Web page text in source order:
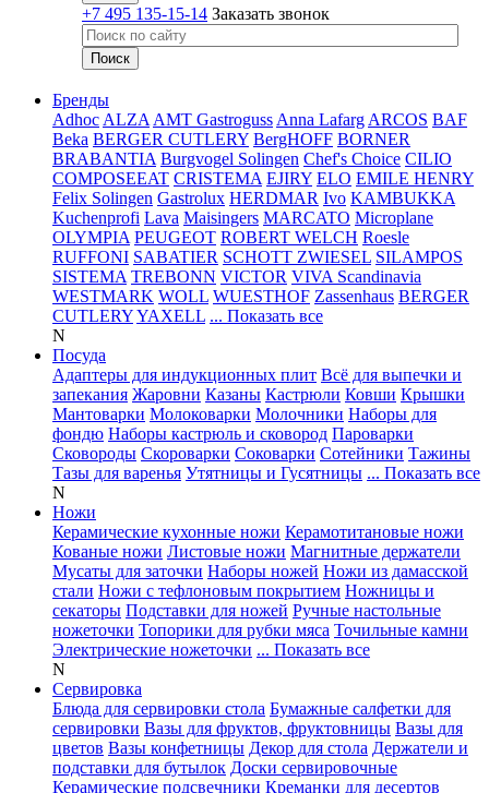
+7 495 135-15-14 Заказать звонок
Бренды
Adhoc ALZA AMT Gastroguss Anna Lafarg ARCOS BAF
Beka BERGER CUTLERY BergHOFF BORNER
BRABANTIA Burgvogel Solingen Chef's Choice CILIO
COMPOSEEAT CRISTEMA EJIRY ELO EMILE HENRY
Felix Solingen Gastrolux HERDMAR Ivo KAMBUKKA
Kuchenprofi Lava Maisingers MARCATO Microplane
OLYMPIA PEUGEOT ROBERT WELCH Roesle
RUFFONI SABATIER SCHOTT ZWIESEL SILAMPOS
SISTEMA TREBONN VICTOR VIVA Scandinavia
WESTMARK WOLL WUESTHOF Zassenhaus BERGER
CUTLERYYAXELL ... Показать все
N
Посуда
Адаптеры для индукционных плит Всё для выпечки и
запекания Жаровни Казаны Кастрюли Ковши Крышки
Мантоварки Молоковарки Молочники Наборы для
фондю Наборы кастрюль и сковород Пароварки
Сковороды Скороварки Соковарки Сотейники Тажины
Тазы для варенья Утятницы и Гусятницы ... Показать все
N
Ножи
Керамические кухонные ножи Керамотитановые ножи
Кованые ножи Листовые ножи Магнитные держатели
Мусаты для заточки Наборы ножей Ножи из дамасской
стали Ножи с тефлоновым покрытием Ножницы и
секаторы Подставки для ножей Ручные настольные
ножеточки Топорики для рубки мяса Точильные камни
Электрические ножеточки ... Показать все
N
Сервировка
Блюда для сервировки стола Бумажные салфетки для
сервировки Вазы для фруктов, фруктовницы Вазы для
цветов Вазы конфетницы Декор для стола Держатели и
подставки для бутылок Доски сервировочные
Керамические подсвечники Креманки для десертов